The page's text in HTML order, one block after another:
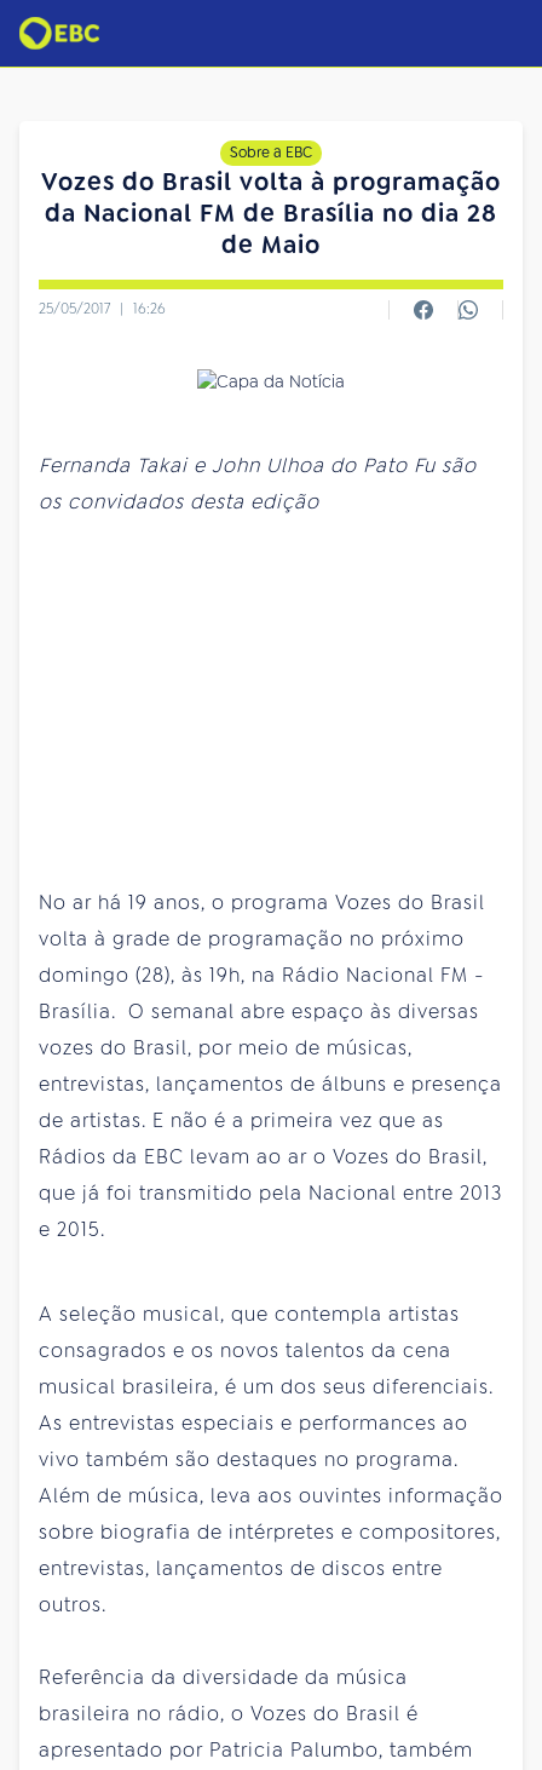
Sobre a EBC
Vozes do Brasil volta à programação
da Nacional FM de Brasília no dia 28
de Maio
25/05/2017 | 16:26
Fernanda Takai e John Ulhoa do Pato Fu são
os convidados desta edição
No ar há 19 anos, o programa Vozes do Brasil
volta à grade de programação no próximo
domingo (28), às 19h, na Rádio Nacional FM -
Brasília. O semanal abre espaço às diversas
vozes do Brasil, por meio de músicas,
entrevistas, lançamentos de álbuns e presença
de artistas. E não é a primeira vez que as
Rádios da EBC levam ao ar o Vozes do Brasil,
que já foi transmitido pela Nacional entre 2013
e 2015.
A seleção musical, que contempla artistas
consagrados e os novos talentos da cena
musical brasileira, é um dos seus diferenciais.
As entrevistas especiais e performances ao
vivo também são destaques no programa.
Além de música, leva aos ouvintes informação
sobre biografia de intérpretes e compositores,
entrevistas, lançamentos de discos entre
outros.
Referência da diversidade da música
brasileira no rádio, o Vozes do Brasil é
apresentado por Patricia Palumbo, também